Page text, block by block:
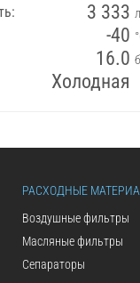
3 333
-40
16.0
Холодная
РАСХОДНЫЕ
Воздушные фильтры
Масляные фильтры
Сепараторы